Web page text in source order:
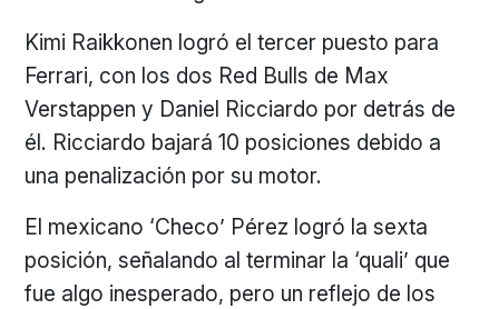
Kimi Raikkonen logró el tercer puesto para
Ferrari, con los dos Red Bulls de Max
Verstappen y Daniel Ricciardo por detrás de
él. Ricciardo bajará 10 posiciones debido a
una penalización por su motor.
El mexicano ‘Checo’ Pérez logró la sexta
posición, señalando al terminar la ‘quali’ que
fue algo inesperado, pero un reflejo de los